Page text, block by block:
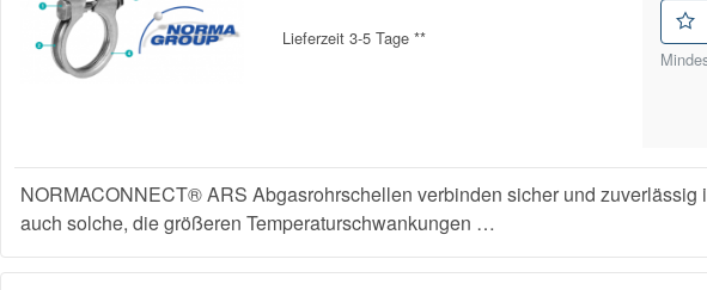
Lieferzeit 3-5 Tage **
NORMACONNECT® ARS Abgasrohrschellen verbinden sicher und zuverlässig
auch solche, die größeren Temperaturschwankungen …